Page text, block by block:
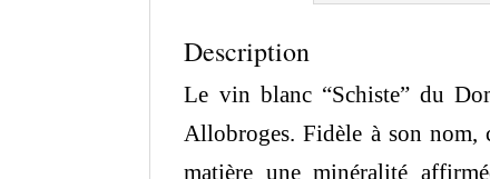
Description
Le vin blanc “Schiste” du
Allobroges. Fidèle à son nom,
matière une minéralité